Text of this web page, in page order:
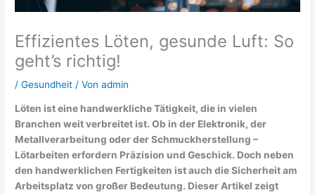
Effizientes Löten, gesunde Luft: So
geht’s richtig!
/Gesundheit / Vonadmin
Löten ist eine handwerkliche Tätigkeit, die in vielen
Branchen weit verbreitet ist. Ob in der Elektronik, der
Metallverarbeitung oder der Schmuckherstellung –
Lötarbeiten erfordern Präzision und Geschick. Doch neben
den handwerklichen Fertigkeiten ist auch die Sicherheit am
Arbeitsplatz von großer Bedeutung. Dieser Artikel zeigt